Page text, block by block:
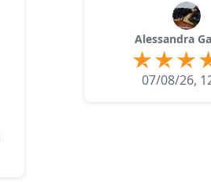
Alessandra
07/08/26,